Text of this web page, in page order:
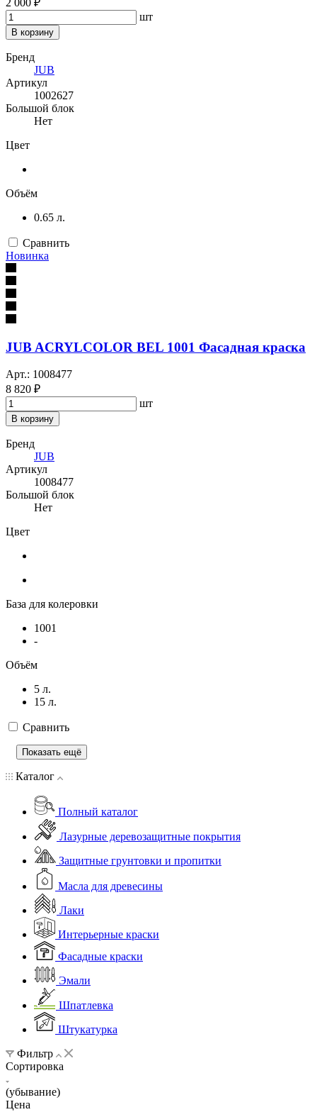
шт
В корзину
Бренд
JUB
Артикул
1002627
Большой блок
Нет
Цвет
Объём
0.65 л.
Сравнить
Новинка
JUB ACRYLCOLOR BEL 1001 Фасадная краска
Арт.: 1008477
8 820 ₽
шт
В корзину
Бренд
JUB
Артикул
1008477
Большой блок
Нет
Цвет
База для колеровки
1001
-
Объём
5 л.
15 л.
Сравнить
Показать ещё
Каталог
Полный каталог
Лазурные деревозащитные покрытия
Защитные грунтовки и пропитки
Масла для древесины
Лаки
Интерьерные краски
Фасадные краски
Эмали
Шпатлевка
Штукатурка
Фильтр
Сортировка
(убывание)
Цена